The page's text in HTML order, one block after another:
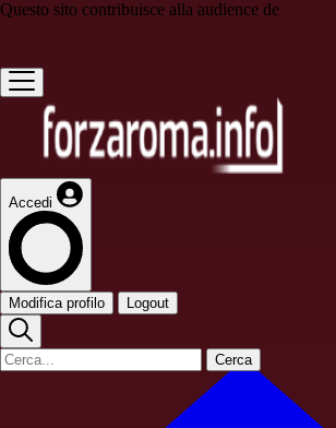
Questo sito contribuisce alla audience de
Accedi
Modifica profilo Logout
Cerca